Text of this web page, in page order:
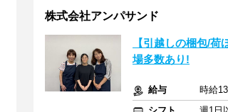
株式会社アンパサンド
【引越しの梱包/
場多数あり!
給与
時給